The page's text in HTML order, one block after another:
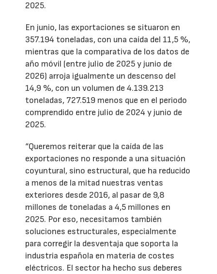
2025.
En junio, las exportaciones se situaron en
357.194 toneladas, con una caída del 11,5 %,
mientras que la comparativa de los datos de
año móvil (entre julio de 2025 y junio de
2026) arroja igualmente un descenso del
14,9 %, con un volumen de 4.139.213
toneladas, 727.519 menos que en el periodo
comprendido entre julio de 2024 y junio de
2025.
“Queremos reiterar que la caída de las
exportaciones no responde a una situación
coyuntural, sino estructural, que ha reducido
a menos de la mitad nuestras ventas
exteriores desde 2016, al pasar de 9,8
millones de toneladas a 4,5 millones en
2025. Por eso, necesitamos también
soluciones estructurales, especialmente
para corregir la desventaja que soporta la
industria española en materia de costes
eléctricos. El sector ha hecho sus deberes